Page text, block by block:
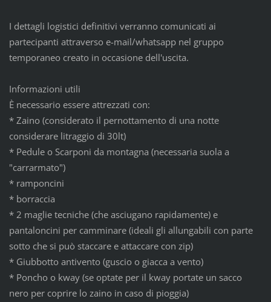
I dettagli logistici definitivi verranno comunicati ai
partecipanti attraverso e-mail/whatsapp nel gruppo
temporaneo creato in occasione dell'uscita.
Informazioni utili
È necessario essere attrezzati con:
* Zaino (considerato il pernottamento di una notte
considerare litraggio di 30lt)
* Pedule o Scarponi da montagna (necessaria suola a
"carrarmato")
* ramponcini
* borraccia
* 2 maglie tecniche (che asciugano rapidamente) e
pantaloncini per camminare (ideali gli allungabili con parte
sotto che si può staccare e attaccare con zip)
* Giubbotto antivento (guscio o giacca a vento)
* Poncho o kway (se optate per il kway portate un sacco
nero per coprire lo zaino in caso di pioggia)